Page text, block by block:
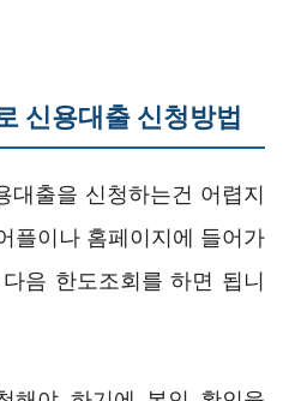
신용대출 신청방법
대출을 신청하는건 어렵지
플이나 홈페이지에 들어가
음 한도조회를 하면 됩니